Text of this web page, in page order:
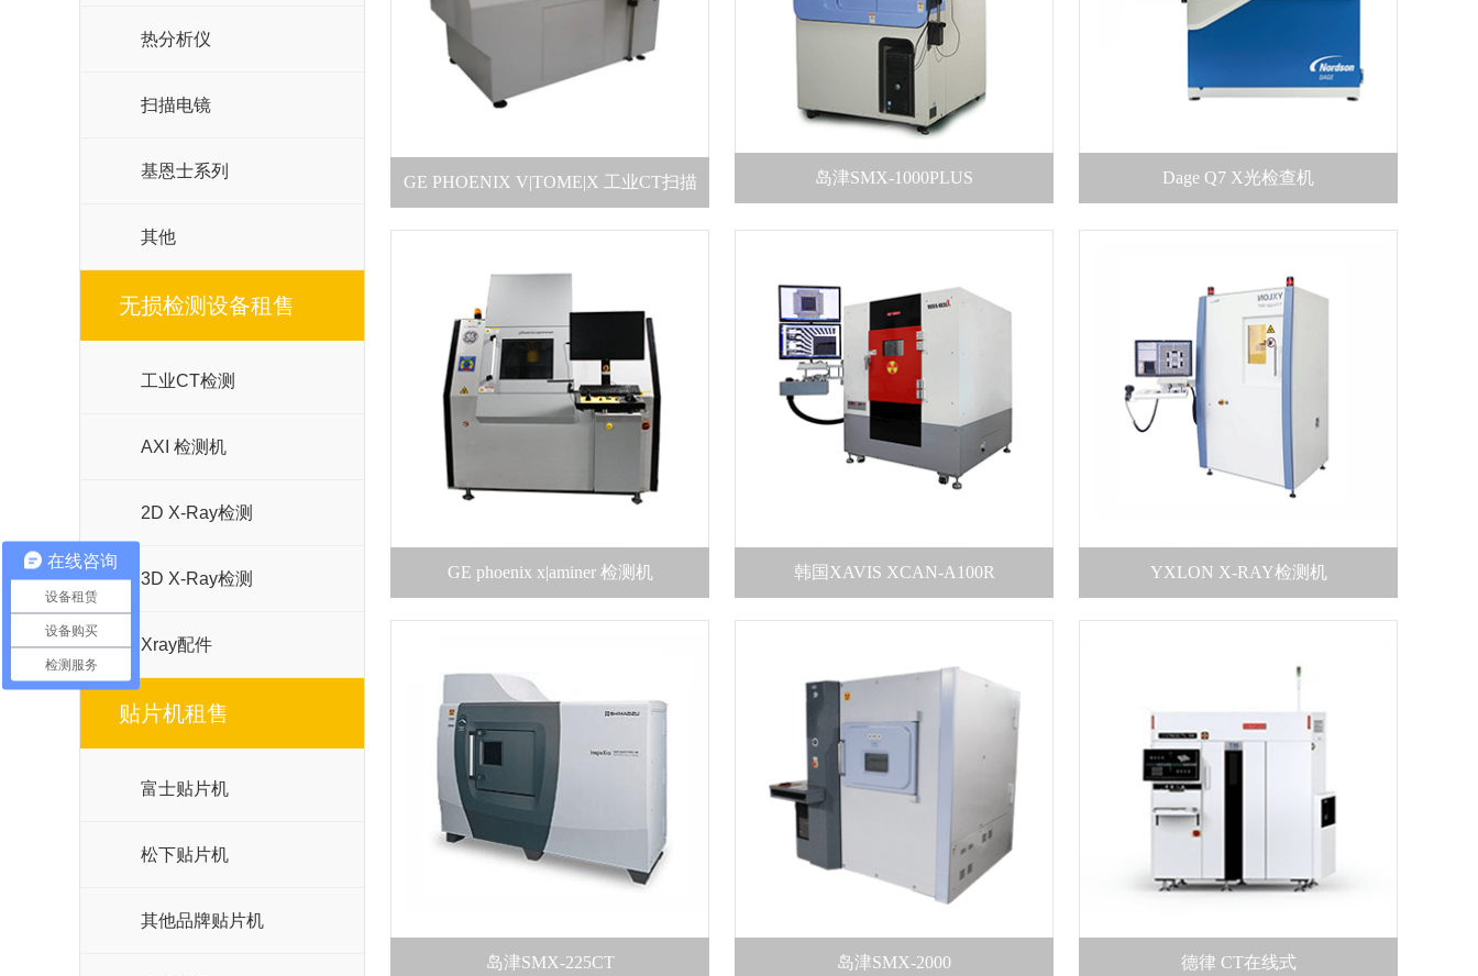
热分析仪
扫描电镜
基恩士系列
其他
无损检测设备租售
工业CT检测
AXI 检测机
2D X-Ray检测
3D X-Ray检测
Xray配件
贴片机租售
富士贴片机
松下贴片机
其他品牌贴片机
GE PHOENIX V|TOME|X 工业CT扫描 岛津SMX-1000PLUS Dage Q7 X光检查机
GE phoenix x|aminer 检测机 韩国XAVIS XCAN-A100R YXLON X-RAY检测机
岛津SMX-225CT 岛津SMX-2000 德律 CT在线式
在线咨询
设备租赁
设备购买
检测服务